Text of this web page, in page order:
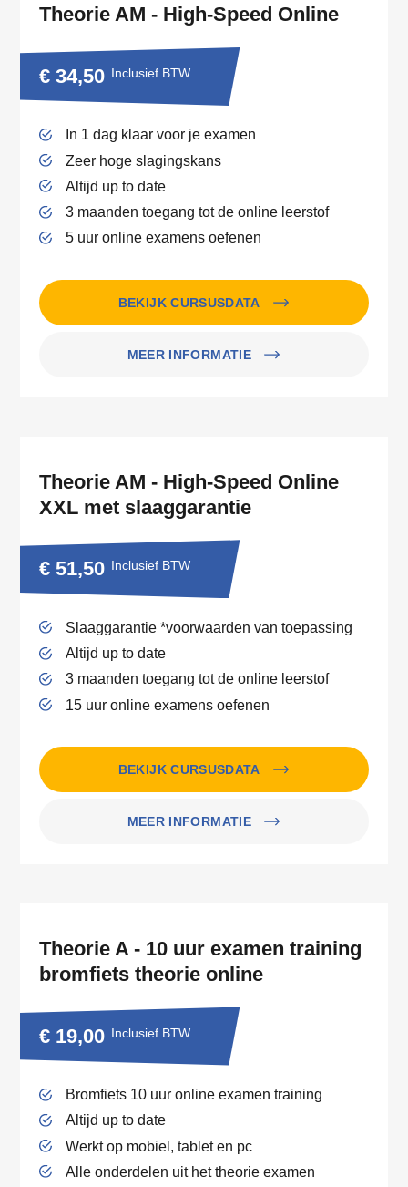
Theorie AM - High-Speed Online
€ 34,50 Inclusief BTW
In 1 dag klaar voor je examen
Zeer hoge slagingskans
Altijd up to date
3 maanden toegang tot de online leerstof
5 uur online examens oefenen
BEKIJK CURSUSDATA
MEER INFORMATIE
Theorie AM - High-Speed Online
XXL met slaaggarantie
€ 51,50 Inclusief BTW
Slaaggarantie *voorwaarden van toepassing
Altijd up to date
3 maanden toegang tot de online leerstof
15 uur online examens oefenen
BEKIJK CURSUSDATA
MEER INFORMATIE
Theorie A - 10 uur examen training
bromfiets theorie online
€ 19,00 Inclusief BTW
Bromfiets 10 uur online examen training
Altijd up to date
Werkt op mobiel, tablet en pc
Alle onderdelen uit het theorie examen